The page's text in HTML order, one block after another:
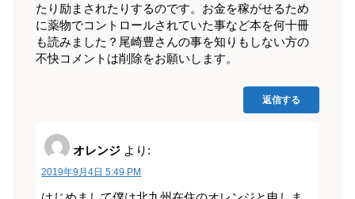
たり励まされたりするのです。お金を稼がせるため
に薬物でコントロールされていた事など本を何十冊
も読みました？尾崎豊さんの事を知りもしない方の
不快コメントは削除をお願いします。
返信する
オレンジ より:
2019年9月4日 5:49 PM